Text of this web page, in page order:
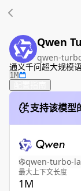
Qwen
qwen-
通义千问超大规模
1M
支持该模型
qwen-turbo-
最大上下文长度
1M